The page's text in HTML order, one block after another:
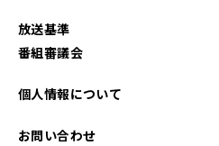
放送基準
番組審議会
個人情報について
お問い合わせ